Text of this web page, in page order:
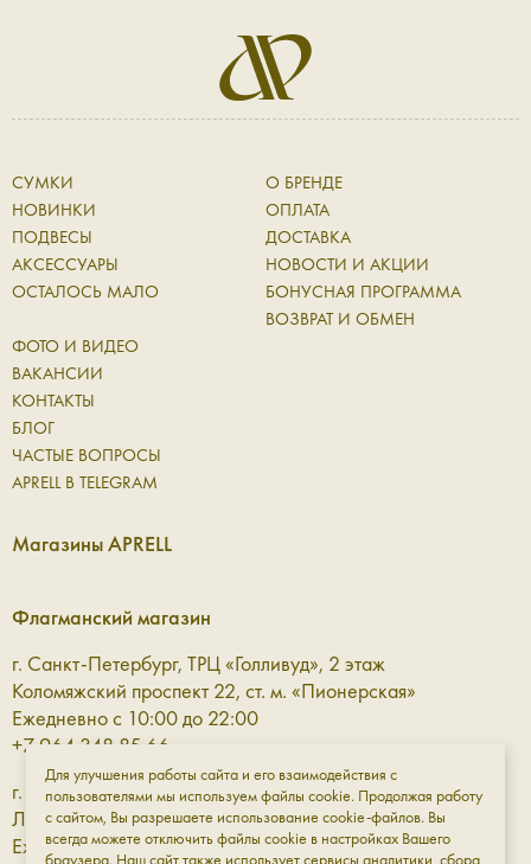
СУМКИ
НОВИНКИ
ПОДВЕСЫ
АКСЕССУАРЫ
ОСТАЛОСЬ МАЛО
О БРЕНДЕ
ОПЛАТА
ДОСТАВКА
НОВОСТИ И АКЦИИ
БОНУСНАЯ ПРОГРАММА
ВОЗВРАТ И ОБМЕН
ФОТО И ВИДЕО
ВАКАНСИИ
КОНТАКТЫ
БЛОГ
ЧАСТЫЕ ВОПРОСЫ
APRELL В TELEGRAM
Магазины APRELL
Флагманский магазин
г. Санкт-Петербург, ТРЦ «Голливуд», 2 этаж
Коломяжский проспект 22, ст. м. «Пионерская»
Ежедневно с 10:00 до 22:00
+7 964 348 85 66
г. Санкт-Петербург, ТРЦ «Галерея» 3 этаж
Лиговский проспект, 30а, ст. м. «Площадь Восстания»
Ежедневно с 10:00 до 23:00
Для улучшения работы сайта и его взаимодействия с
пользователями мы используем файлы cookie. Продолжая работу
с сайтом, Вы разрешаете использование cookie-файлов. Вы
всегда можете отключить файлы cookie в настройках Вашего
браузера. Наш сайт также использует сервисы аналитики, сбора